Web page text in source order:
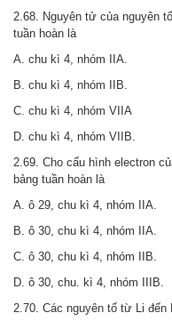
2.68. Nguyên tử của nguyên
tuần hoàn là
A. chu kì 4,
B. chu kì 4, nhóm IIB.
C. chu kì 4,
D. chu kì 4, nhóm VIIB.
2.69. Cho cấu hình electron
bảng tuần hoàn là
A. ô 29, chu kì
B. ô 30, chu kì 4, nhóm IIA.
C. ô 30, chu kì
D. ô 30, chu. kì 4, nhóm IIIB.
2.70. Các nguyên tố từ Li